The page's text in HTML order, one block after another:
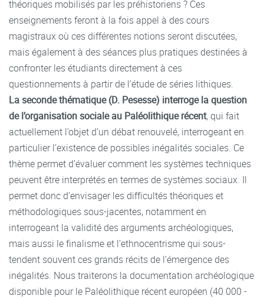
théoriques mobilisés par les préhistoriens ? Ces
enseignements feront à la fois appel à des cours
magistraux où ces différentes notions seront discutées,
mais également à des séances plus pratiques destinées à
confronter les étudiants directement à ces
questionnements à partir de l’étude de séries lithiques.
La seconde thématique (D. Pesesse) interroge la question
de l’organisation sociale au Paléolithique récent, qui fait
actuellement l’objet d’un débat renouvelé, interrogeant en
particulier l’existence de possibles inégalités sociales. Ce
thème permet d’évaluer comment les systèmes techniques
peuvent être interprétés en termes de systèmes sociaux. Il
permet donc d’envisager les difficultés théoriques et
méthodologiques sous-jacentes, notamment en
interrogeant la validité des arguments archéologiques,
mais aussi le finalisme et l’ethnocentrisme qui sous-
tendent souvent ces grands récits de l’émergence des
inégalités. Nous traiterons la documentation archéologique
disponible pour le Paléolithique récent européen (40 000 -